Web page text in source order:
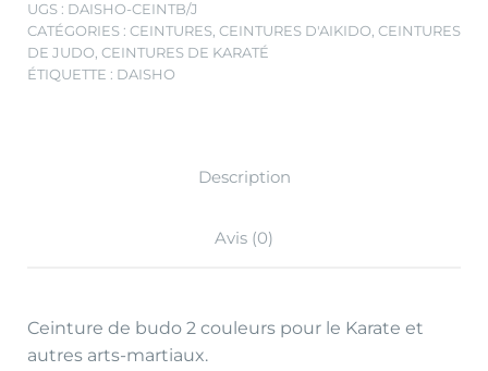
UGS : DAISHO-CEINTB/J
CATÉGORIES : CEINTURES, CEINTURES D'AIKIDO, CEINTURES
DE JUDO, CEINTURES DE KARATÉ
ÉTIQUETTE : DAISHO
Description
Avis (0)
Ceinture de budo 2 couleurs pour le Karate et
autres arts-martiaux.